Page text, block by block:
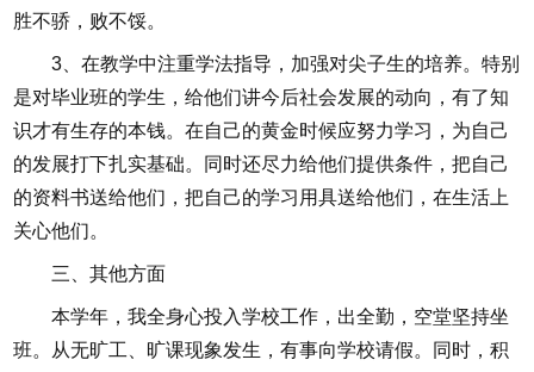
胜不骄，败不馁。
3、在教学中注重学法指导，加强对尖子生的培养。特别
是对毕业班的学生，给他们讲今后社会发展的动向，有了知
识才有生存的本钱。在自己的黄金时候应努力学习，为自己
的发展打下扎实基础。同时还尽力给他们提供条件，把自己
的资料书送给他们，把自己的学习用具送给他们，在生活上
关心他们。
三、其他方面
本学年，我全身心投入学校工作，出全勤，空堂坚持坐
班。从无旷工、旷课现象发生，有事向学校请假。同时，积